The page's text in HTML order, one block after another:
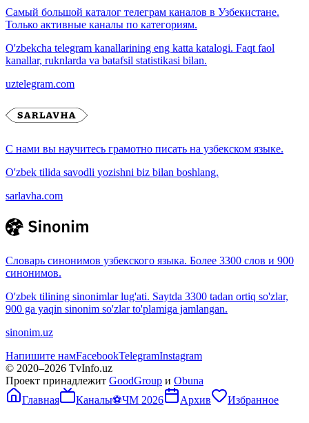
Самый большой каталог телеграм каналов в Узбекистане.
Только активные каналы по категориям.
O'zbekcha telegram kanallarining eng katta katalogi. Faqt faol
kanallar, ruknlarda va batafsil statistikasi bilan.
uztelegram.com
С нами вы научитесь грамотно писать на узбекском языке.
O'zbek tilida savodli yozishni biz bilan boshlang.
sarlavha.com
Словарь синонимов узбекского языка. Более 3300 слов и 900
синонимов.
O'zbek tilining sinonimlar lug'ati. Saytda 3300 tadan ortiq so'zlar,
900 ga yaqin sinonim so'zlar to'plamiga jamlangan.
sinonim.uz
Напишите намFacebookTelegramInstagram
© 2020–2026 TvInfo.uz
Проект принадлежит GoodGroup и Obuna
Главная
Каналы⚽ЧМ 2026 Архив Избранное